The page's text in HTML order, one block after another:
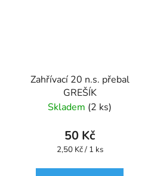
Zahřívací 20 n.s. přebal
GREŠÍK
Skladem (2 ks)
50 Kč
Měrná
2,50 Kč / 1 ks